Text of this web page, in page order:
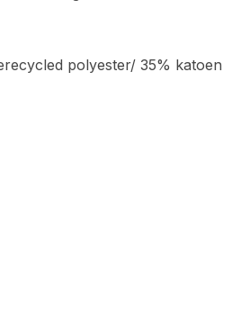
polyester/ 35% katoen